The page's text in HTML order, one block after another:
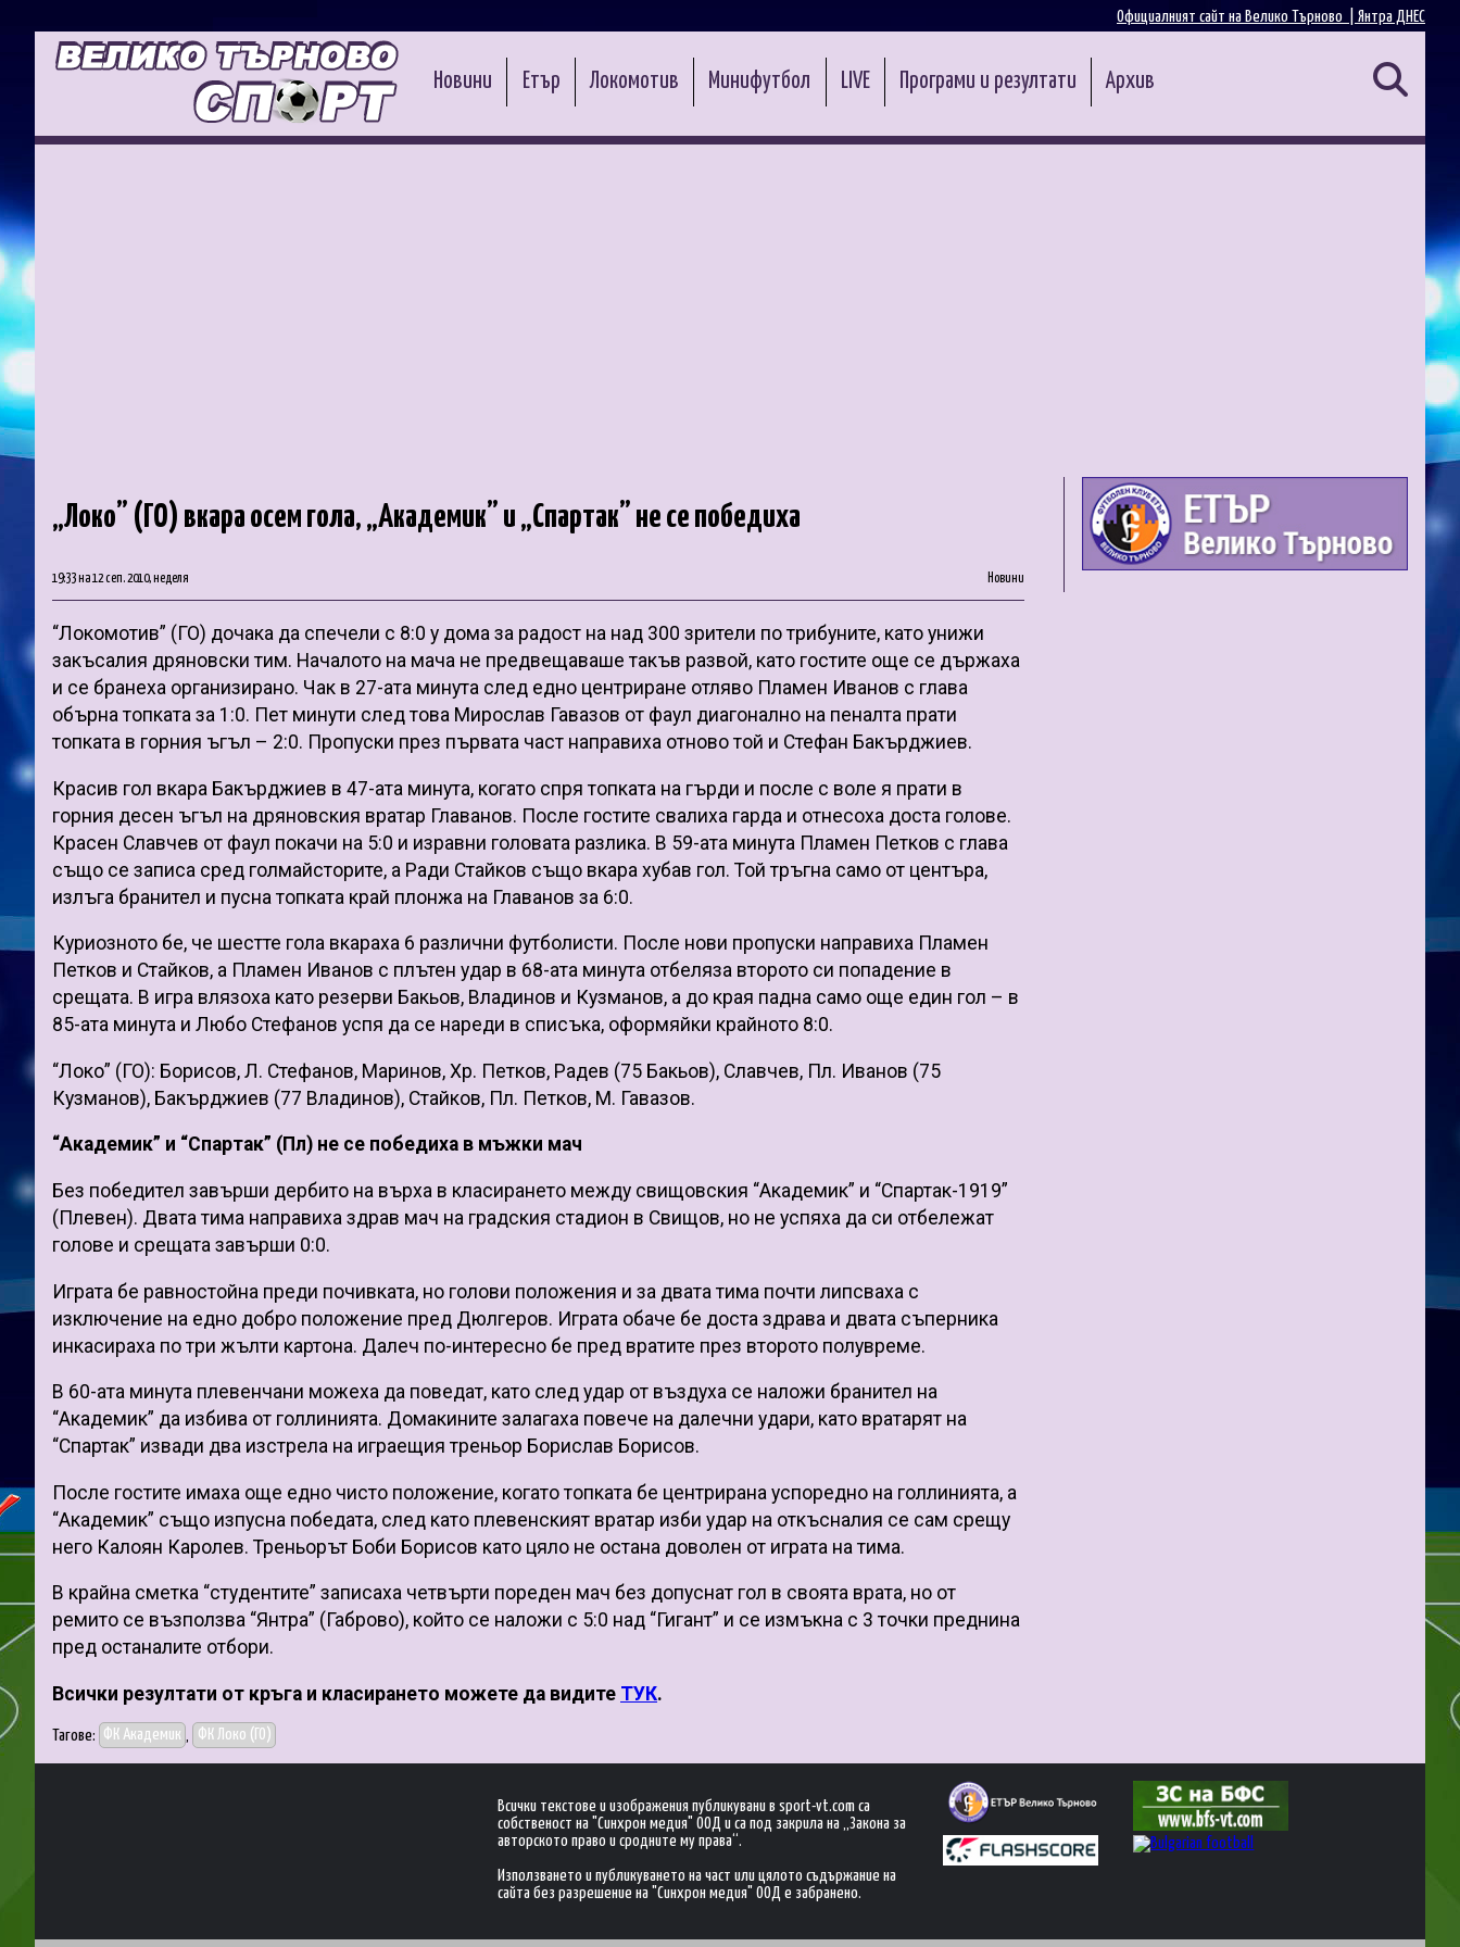
Янтра ДНЕС
Официалният сайт на Велико Търново |
Новини Етър Локомотив Минифутбол LIVE Програми и резултати Архив
„Локо” (ГО) вкара осем гола, „Академик” и „Спартак” не се победиха
19:33 на 12 сеп. 2010, неделя Новини
“Локомотив” (ГО) дочака да спечели с 8:0 у дома за радост на над 300 зрители по трибуните, като унижи
закъсалия дряновски тим. Началото на мача не предвещаваше такъв развой, като гостите още се държаха
и се бранеха организирано. Чак в 27-ата минута след едно центриране отляво Пламен Иванов с глава
обърна топката за 1:0. Пет минути след това Мирослав Гавазов от фаул диагонално на пеналта прати
топката в горния ъгъл – 2:0. Пропуски през първата част направиха отново той и Стефан Бакърджиев.
Красив гол вкара Бакърджиев в 47-ата минута, когато спря топката на гърди и после с воле я прати в
горния десен ъгъл на дряновския вратар Главанов. После гостите свалиха гарда и отнесоха доста голове.
Красен Славчев от фаул покачи на 5:0 и изравни головата разлика. В 59-ата минута Пламен Петков с глава
също се записа сред голмайсторите, а Ради Стайков също вкара хубав гол. Той тръгна само от центъра,
излъга бранител и пусна топката край плонжа на Главанов за 6:0.
Куриозното бе, че шестте гола вкараха 6 различни футболисти. После нови пропуски направиха Пламен
Петков и Стайков, а Пламен Иванов с плътен удар в 68-ата минута отбеляза второто си попадение в
срещата. В игра влязоха като резерви Бакьов, Владинов и Кузманов, а до края падна само още един гол – в
85-ата минута и Любо Стефанов успя да се нареди в списъка, оформяйки крайното 8:0.
“Локо” (ГО): Борисов, Л. Стефанов, Маринов, Хр. Петков, Радев (75 Бакьов), Славчев, Пл. Иванов (75
Кузманов), Бакърджиев (77 Владинов), Стайков, Пл. Петков, М. Гавазов.
“Академик” и “Спартак” (Пл) не се победиха в мъжки мач
Без победител завърши дербито на върха в класирането между свищовския “Академик” и “Спартак-1919”
(Плевен). Двата тима направиха здрав мач на градския стадион в Свищов, но не успяха да си отбележат
голове и срещата завърши 0:0.
Играта бе равностойна преди почивката, но голови положения и за двата тима почти липсваха с
изключение на едно добро положение пред Дюлгеров. Играта обаче бе доста здрава и двата съперника
инкасираха по три жълти картона. Далеч по-интересно бе пред вратите през второто полувреме.
В 60-ата минута плевенчани можеха да поведат, като след удар от въздуха се наложи бранител на
“Академик” да избива от голлинията. Домакините залагаха повече на далечни удари, като вратарят на
“Спартак” извади два изстрела на играещия треньор Борислав Борисов.
После гостите имаха още едно чисто положение, когато топката бе центрирана успоредно на голлинията, а
“Академик” също изпусна победата, след като плевенският вратар изби удар на откъсналия се сам срещу
него Калоян Каролев. Треньорът Боби Борисов като цяло не остана доволен от играта на тима.
В крайна сметка “студентите” записаха четвърти пореден мач без допуснат гол в своята врата, но от
ремито се възползва “Янтра” (Габрово), който се наложи с 5:0 над “Гигант” и се измъкна с 3 точки преднина
пред останалите отбори.
Всички резултати от кръга и класирането можете да видите ТУК.
Тагове: ФК Академик ФК Локо (ГО)
Всички текстове и изображения публикувани в sport-vt.com са
собственост на "Синхрон медия" ООД и са под закрила на „Закона за
авторското право и сродните му права“.
Използването и публикуването на част или цялото съдържание на
сайта без разрешение на "Синхрон медия" ООД е забранено.